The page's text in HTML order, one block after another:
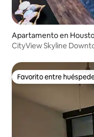
Apartamento en
CityView Skyline
Favorito entre
Favorito entre